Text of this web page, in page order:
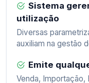
Sistema
utilização
Diversas
auxiliam na gestão
Emite
Venda,